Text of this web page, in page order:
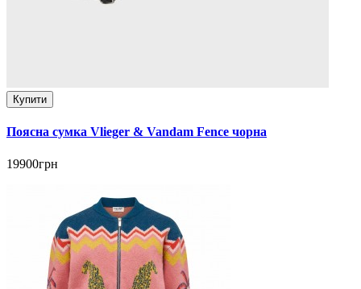
Купити
Поясна сумка Vlieger & Vandam Fence чорна
19900грн